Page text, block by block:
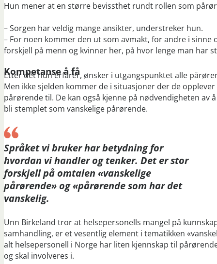
Hun mener at en større bevissthet rundt rollen som
– Sorgen har veldig mange ansikter, understreker hun.
– For noen kommer den ut som avmakt, for andre i
forskjell på menn og kvinner her, på hvor lenge man har
Kompetanse å få
Etter det hun erfarer, ønsker i utgangspunktet alle
Men ikke sjelden kommer de i situasjoner der de
pårørende til. De kan også kjenne på nødvendigheten
bli stemplet som vanskelige pårørende.
Språket vi bruker har betydning for
hvordan vi handler og tenker. Det er stor
forskjell på omtalen «vanskelige
pårørende» og «pårørende som har det
vanskelig.
Unn Birkeland tror at helsepersonells mangel på
samhandling, er et vesentlig element i tematikken
alt helsepersonell i Norge har liten kjennskap til
og skal involveres i.